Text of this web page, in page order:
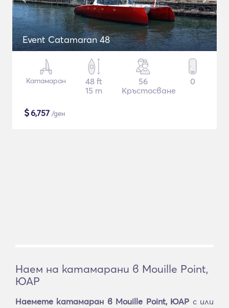
Event Catamaran 48
Катамаран
48 ft
15 m
56
Кръстосване
0
$6,757 /ден
Наем на катамарани в Mouille Point,
ЮАР
Наемете катамаран в Mouille Point, ЮАР с или